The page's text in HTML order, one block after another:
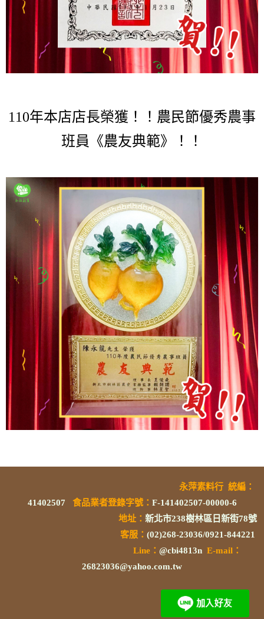
110年本店店長榮獲！！農民節優秀農事
班員《農友典範》！！
永萍素料行 統編 ：
41402507
食品業者登錄字號： F-141402507-00000-6
地址： 新北市238樹林區日新街78號
客服： (02)268-23036/0921-844221
Line： @cbi4813n E-mail：
26823036@yahoo.com.tw